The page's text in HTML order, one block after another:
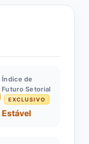
Índice de
Futuro Setorial
EXCLUSIVO
Estável